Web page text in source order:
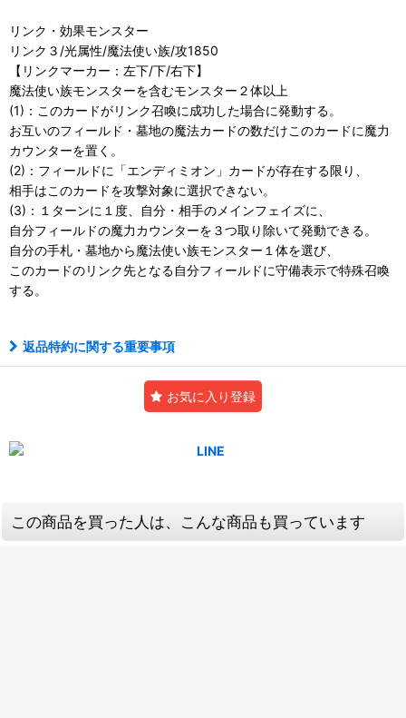
リンク・効果モンスター
リンク３/光属性/魔法使い族/攻1850
【リンクマーカー：左下/下/右下】
魔法使い族モンスターを含むモンスター２体以上
(1)：このカードがリンク召喚に成功した場合に発動する。
お互いのフィールド・墓地の魔法カードの数だけこのカードに魔力
カウンターを置く。
(2)：フィールドに「エンディミオン」カードが存在する限り、
相手はこのカードを攻撃対象に選択できない。
(3)：１ターンに１度、自分・相手のメインフェイズに、
自分フィールドの魔力カウンターを３つ取り除いて発動できる。
自分の手札・墓地から魔法使い族モンスター１体を選び、
このカードのリンク先となる自分フィールドに守備表示で特殊召喚
する。
返品特約に関する重要事項
お気に入り登録
この商品を買った人は、こんな商品も買っています